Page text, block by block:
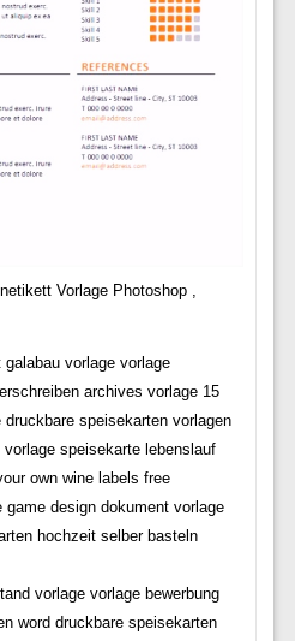
Vorlage Photoshop ,
vorlage vorlage
archives vorlage 15
speisekarten vorlagen
speisekarte lebenslauf
own wine labels free
design dokument vorlage
hochzeit selber basteln
vorlage vorlage bewerbung
word druckbare speisekarten